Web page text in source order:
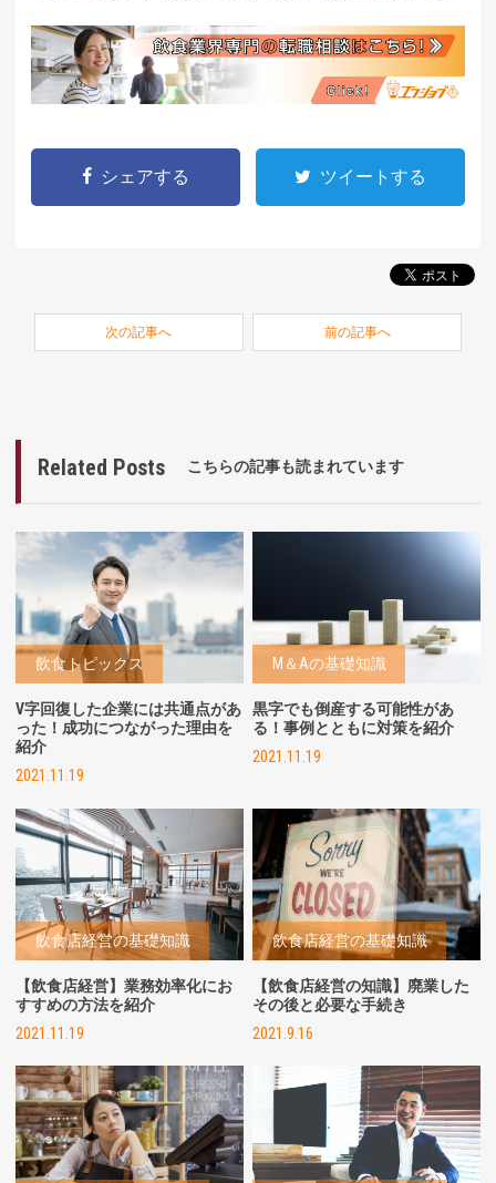
シェアする ツイートする
次の記事へ 前の記事へ
Related Posts こちらの記事も読まれています
飲食トピックス
V字回復した企業には共通点があ
った！成功につながった理由を
紹介
2021.11.19
M＆Aの基礎知識
黒字でも倒産する可能性があ
る！事例とともに対策を紹介
2021.11.19
飲食店経営の基礎知識
【飲食店経営】業務効率化にお
すすめの方法を紹介
2021.11.19
飲食店経営の基礎知識
【飲食店経営の知識】廃業した
その後と必要な手続き
2021.9.16